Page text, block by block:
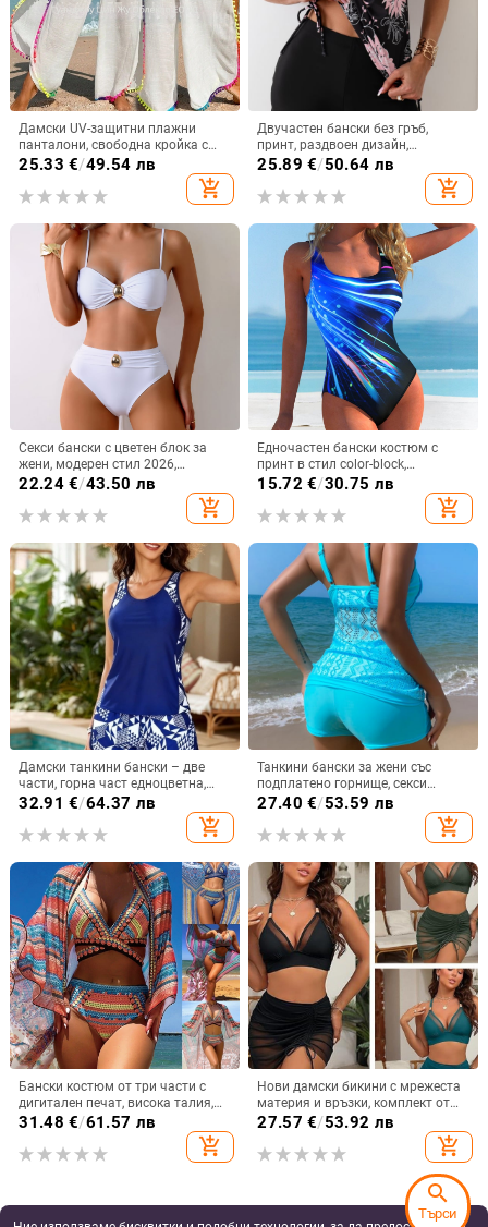
Дамски UV-защитни плажни
панталони, свободна кройка с
ресни, Bamboo Cotton плат, памук
60%, подплата полиестер 40%,
194 g, подходящи за плуване и
25.33 €/49.54 лв
add_shopping_cart
Двучастен бански без гръб,
принт, раздвоен дизайн,
полиестер 82/18, 195 г, подплата
25.89 €/50.64 лв
add_shopping_cart
Секси бански с цветен блок за
жени, модерен стил 2026,
европейско-американски дизайн
22.24€/43.50 лв
add_shopping_cart
Едночастен бански костюм с
принт в стил color-block,
полиестер/еластан 82%/18%, 210
15.72 €/30.75 лв
add_shopping_cart
Дамски танкини бански – две
части, горна част едноцветна,
долна част с принт в стил
32.91 €/64.37 лв
add_shopping_cart
Танкини бански за жени със
подплатено горнище, секси
принт, полиестер/найлон
материя (80% нейлон), долна
част в стил бикини
27.40 €/53.59 лв
add_shopping_cart
Бански костюм от три части с
дигитален печат, висока талия,
горнище с подплънки без
полиестер (GSM 200)
31.48 €/61.57 лв
add_shopping_cart
Нови дамски бикини с мрежеста
материя и връзки, комплект от
три части, европейски стил
27.57 €/53.92 лв
add_shopping_cart
search
Търси